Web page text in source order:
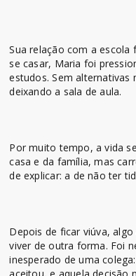
Sua relação com a
se casar, Maria foi
estudos. Sem
deixando a sala de aula.
Por muito tempo, a vida
casa e da família, mas
de explicar: a de não ter
Depois de ficar viúva,
viver de outra forma. Foi
inesperado de uma